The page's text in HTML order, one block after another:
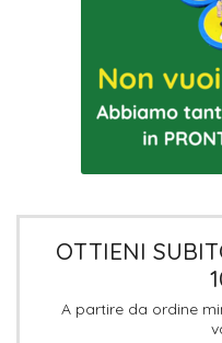
OTTIENI
A partire da ordine